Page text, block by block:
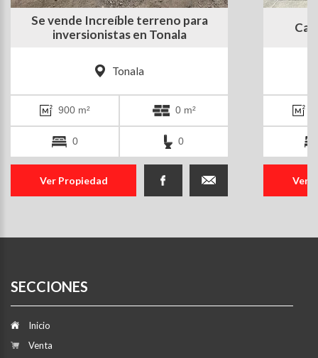
Se vende Increíble terreno para
inversionistas en Tonala
Tonala
900 m² 0 m²
0 0
Ver Propiedad Ver
SECCIONES
Inicio
Venta